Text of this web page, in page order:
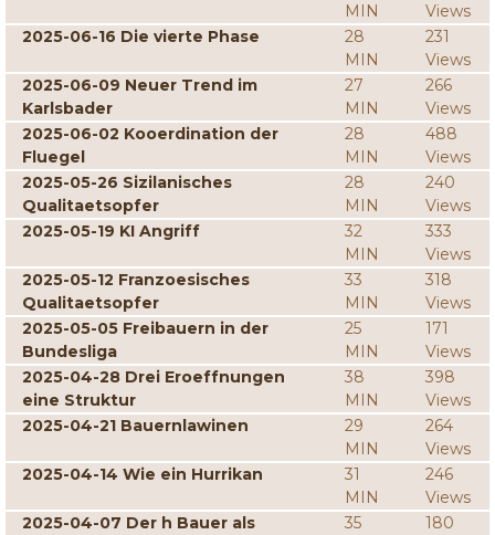
MIN
Views
2025-06-16 Die vierte Phase
28
MIN
231
Views
2025-06-09 Neuer Trend im
Karlsbader
27
MIN
266
Views
2025-06-02 Kooerdination der
Fluegel
28
MIN
488
Views
2025-05-26 Sizilanisches
Qualitaetsopfer
28
MIN
240
Views
2025-05-19 KI Angriff
32
MIN
333
Views
2025-05-12 Franzoesisches
Qualitaetsopfer
33
MIN
318
Views
2025-05-05 Freibauern in der
Bundesliga
25
MIN
171
Views
2025-04-28 Drei Eroeffnungen
eine Struktur
38
MIN
398
Views
2025-04-21 Bauernlawinen
29
MIN
264
Views
2025-04-14 Wie ein Hurrikan
31
MIN
246
Views
2025-04-07 Der h Bauer als
35
180